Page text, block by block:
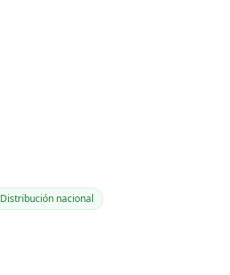
Distribución nacional